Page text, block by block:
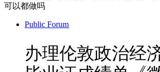
可以都做吗
Public Forum
办理伦敦政治经